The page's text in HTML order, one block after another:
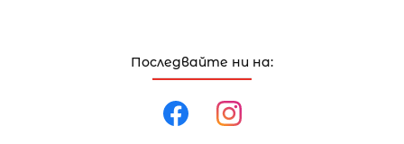
Последвайте ни на: